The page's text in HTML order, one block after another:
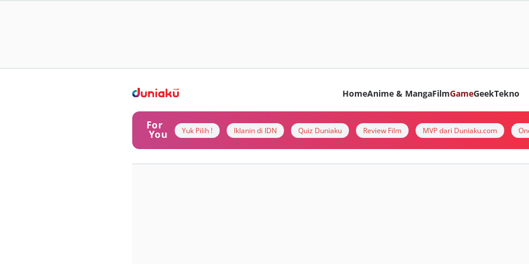
HomeAnime & MangaFilmGameGeekTekno
For
You Yuk Pilih ! Iklanin di IDN Quiz Duniaku Review Film MVP dari Duniaku.com